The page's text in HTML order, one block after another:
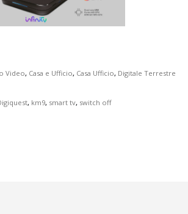
Video, Casa e Ufficio, Casa Ufficio, Digitale Terrestre
, km9, smart tv, switch off